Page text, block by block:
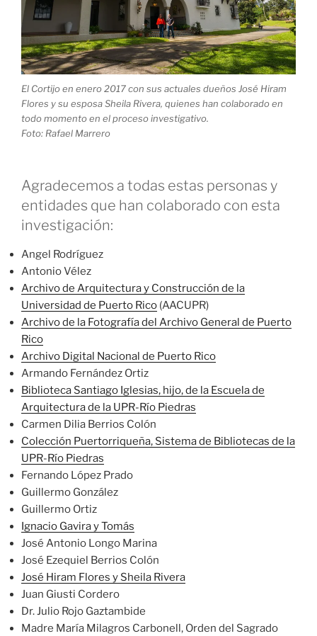
El Cortijo en enero 2017 con sus actuales dueños José Hiram
Flores y su esposa Sheila Rivera, quienes han colaborado en
todo momento en el proceso investigativo.
Foto: Rafael Marrero
Agradecemos a todas estas personas y
entidades que han colaborado con esta
investigación:
Angel Rodríguez
Antonio Vélez
Archivo de Arquitectura y Construcción de la
Universidad de Puerto Rico (AACUPR)
Archivo de la Fotografía del Archivo General de Puerto
Rico
Archivo Digital Nacional de Puerto Rico
Armando Fernández Ortiz
Biblioteca Santiago Iglesias, hijo, de la Escuela de
Arquitectura de la UPR-Río Piedras
Carmen Dilia Berrios Colón
Colección Puertorriqueña, Sistema de Bibliotecas de la
UPR-Río Piedras
Fernando López Prado
Guillermo González
Guillermo Ortiz
Ignacio Gavira y Tomás
José Antonio Longo Marina
José Ezequiel Berrios Colón
José Hiram Flores y Sheila Rivera
Juan Giusti Cordero
Dr. Julio Rojo Gaztambide
Madre María Milagros Carbonell, Orden del Sagrado